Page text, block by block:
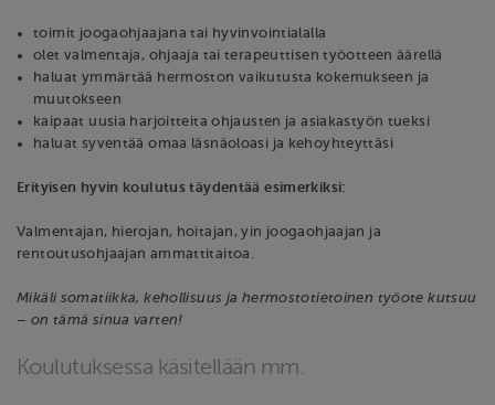
toimit joogaohjaajana tai hyvinvointialalla
olet valmentaja, ohjaaja tai terapeuttisen työotteen äärellä
haluat ymmärtää hermoston vaikutusta kokemukseen ja
muutokseen
kaipaat uusia harjoitteita ohjausten ja asiakastyön tueksi
haluat syventää omaa läsnäoloasi ja kehoyhteyttäsi
Erityisen hyvin koulutus täydentää esimerkiksi:
Valmentajan, hierojan, hoitajan, yin joogaohjaajan ja
rentoutusohjaajan ammattitaitoa.
Mikäli somatiikka, kehollisuus ja hermostotietoinen työote kutsuu
– on tämä sinua varten!
Koulutuksessa käsitellään mm.